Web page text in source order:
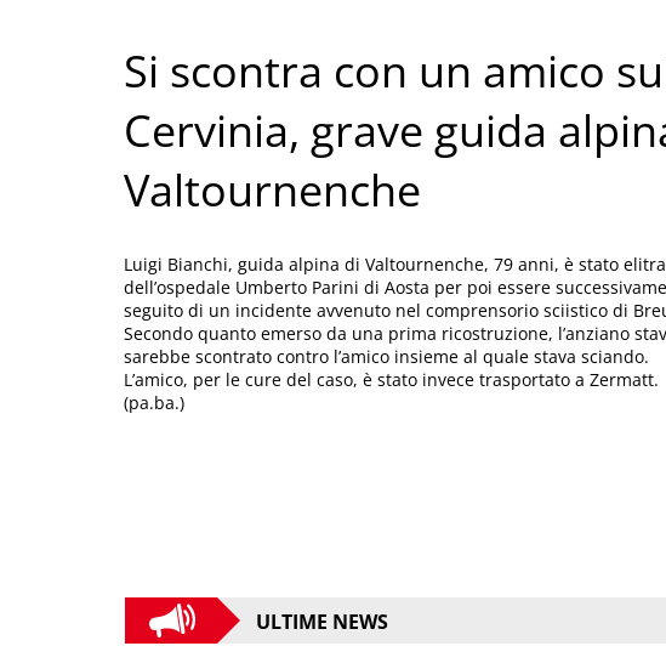
Si scontra con un amico
Cervinia, grave guida
Valtournenche
Luigi Bianchi, guida alpina di Valtournenche, 79 anni, è stato
dell’ospedale Umberto Parini di Aosta per poi essere
seguito di un incidente avvenuto nel comprensorio sciistico di
Secondo quanto emerso da una prima ricostruzione, l’anziano
sarebbe scontrato contro l’amico insieme al quale stava sciando.
L’amico, per le cure del caso, è stato invece trasportato a Zermatt.
(pa.ba.)
ULTIME NEWS